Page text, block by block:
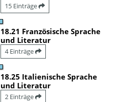
15 Einträge
18.21 Französische Sprache
und Literatur
4 Einträge
18.25 Italienische Sprache
und Literatur
2 Einträge